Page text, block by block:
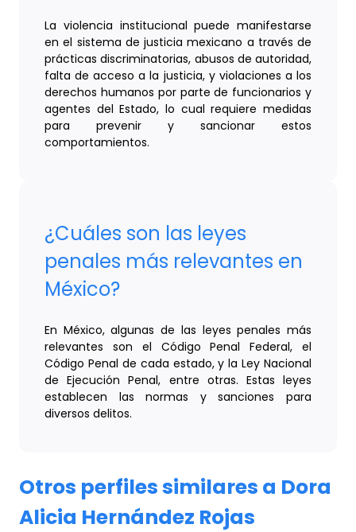
La violencia institucional puede manifestarse
en el sistema de justicia mexicano a través de
prácticas discriminatorias, abusos de autoridad,
falta de acceso a la justicia, y violaciones a los
derechos humanos por parte de funcionarios y
agentes del Estado, lo cual requiere medidas
para prevenir y sancionar estos
comportamientos.
¿Cuáles son las leyes
penales más relevantes en
México?
En México, algunas de las leyes penales más
relevantes son el Código Penal Federal, el
Código Penal de cada estado, y la Ley Nacional
de Ejecución Penal, entre otras. Estas leyes
establecen las normas y sanciones para
diversos delitos.
Otros perfiles similares a Dora
Alicia Hernández Rojas